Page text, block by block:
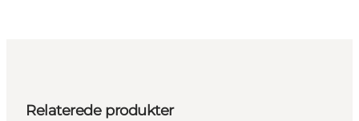
Relaterede produkter